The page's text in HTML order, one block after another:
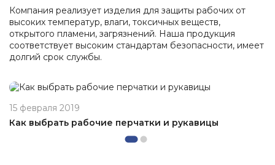
Компания реализует изделия для защиты рабочих от
высоких температур, влаги, токсичных веществ,
открытого пламени, загрязнений. Наша продукция
соответствует высоким стандартам безопасности, имеет
долгий срок службы.
15 февраля 2019
Как выбрать рабочие перчатки и рукавицы